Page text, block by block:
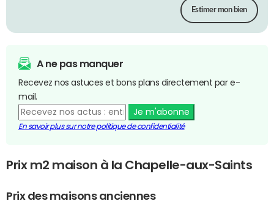
Estimer mon bien
A ne pas manquer
Recevez nos astuces et bons plans directement par e-
mail.
Je m'abonne
En savoir plus sur notre politique de confidentialité
Prix m2 maison à la Chapelle-aux-Saints
Prix des maisons anciennes